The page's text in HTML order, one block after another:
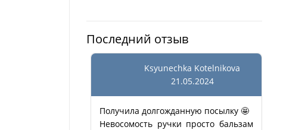
Последний отзыв
Ksyunechka Kotelnikova
21.05.2024
Получила долгожданную посылку 🤩
Невосомость ручки просто бальзам